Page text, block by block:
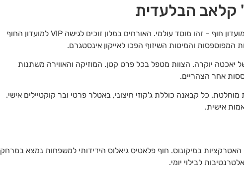
קלאב הבלעדית
נאמוס ביץ' קלאב הוא יותר מסתם מועדון חוף – זהו מוסד עולמי. האורחים במלון זוכים לגישה VIP למועדון החוף
המפוספסות והמיטות השיזוף הפכו לאייקון אינסטגרם.
יאכטה יוקרה. הצוות מטפל בכל פרט קטן. המוזיקה והאווירה משתנות
אחר הצהריים.
כל קבאנה כוללת ג'קוזי חיצוני, באטלר פרטי ובר קוקטיילים אישי.
אישית.
במיקונוס. חוף פלאטיס גיאלוס הידידותי למשפחות נמצא במרחק
לבילוי יומי.